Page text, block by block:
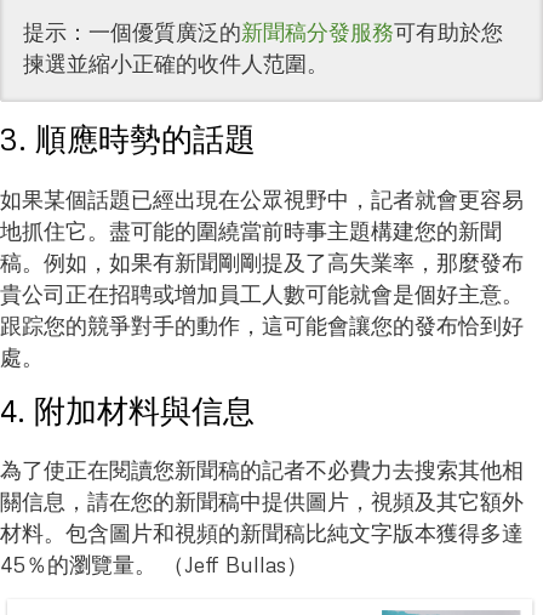
提示：一個優質廣泛的新聞稿分發服務可有助於您
揀選並縮小正確的收件人范圍。
3. 順應時勢的話題
如果某個話題已經出現在公眾視野中，記者就會更容易
地抓住它。盡可能的圍繞當前時事主題構建您的新聞
稿。例如，如果有新聞剛剛提及了高失業率，那麼發布
貴公司正在招聘或增加員工人數可能就會是個好主意。
跟踪您的競爭對手的動作，這可能會讓您的發布恰到好
處。
4. 附加材料與信息
為了使正在閱讀您新聞稿的記者不必費力去搜索其他相
關信息，請在您的新聞稿中提供圖片，視頻及其它額外
材料。包含圖片和視頻的新聞稿比純文字版本獲得多達
45％的瀏覽量。 （Jeff Bullas）